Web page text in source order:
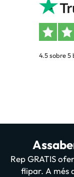
4.5 sobre 5
Rep GRATIS
flipar. A més